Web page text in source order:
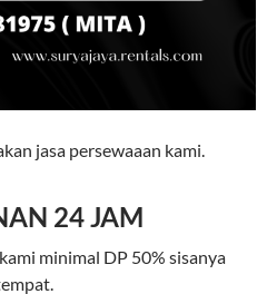
jasa persewaaan kami.
24 JAM
minimal DP 50% sisanya